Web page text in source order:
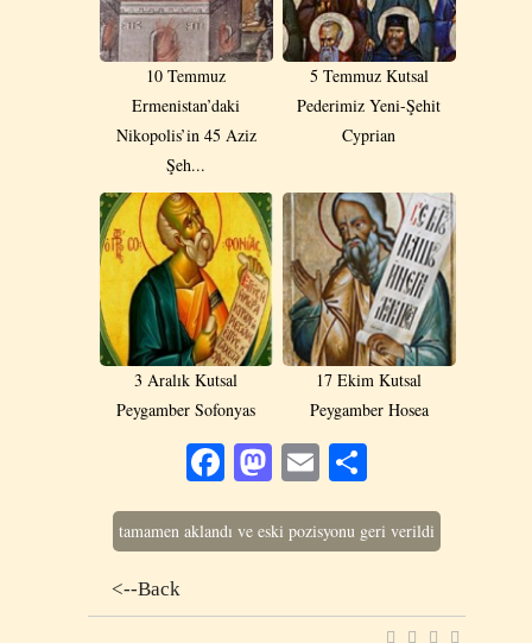
10 Temmuz
Ermenistan’daki
Nikopolis’in 45 Aziz
Şeh...
5 Temmuz Kutsal
Pederimiz Yeni-Şehit
Cyprian
3 Aralık Kutsal
Peygamber Sofonyas
17 Ekim Kutsal
Peygamber Hosea
Facebook
Mastodon
Email
tamamen aklandı ve eski pozisyonu geri verildi
<--Back